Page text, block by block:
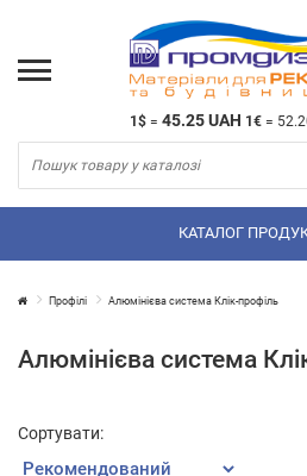
1$ = 45.25 UAH 1€ =
КАТАЛОГ
Профілі Алюмінієва система Клік-профіль
Алюмінієва система
Сортувати: